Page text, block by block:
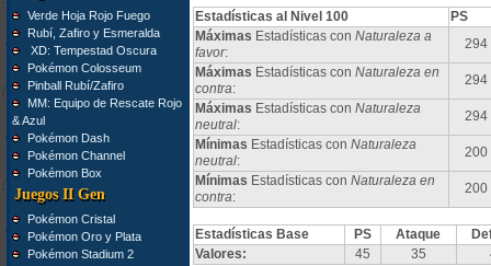
Verde Hoja Rojo Fuego
Rubí, Zafiro y Esmeralda
XD: Tempestad Oscura
Pokémon Colosseum
Pinball Rubí/Zafiro
MM: Equipo de Rescate Rojo
& Azul
Pokémon Dash
Pokémon Channel
Pokémon Box
Juegos II Gen
Pokémon Cristal
Pokémon Oro y Plata
Pokémon Stadium 2
Estadísticas al Nivel 100
PS
Máximas Estadísticas con Naturaleza a
favor:
294
Máximas Estadísticas con Naturaleza en
contra:
294
Máximas Estadísticas con Naturaleza
neutral:
294
Mínimas Estadísticas con Naturaleza
neutral:
200
Mínimas Estadísticas con Naturaleza en
contra:
200
Estadísticas Base PS Ataque
Valores:
45 35